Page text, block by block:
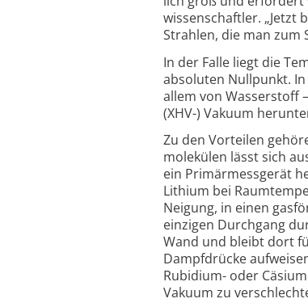
wissen­schaftler. „Jetzt
Strahlen, die man zum
In der Falle liegt die
absoluten Null­punkt.
allem von Wasser­stoff
(XHV-) Vakuum
Zu den Vorteilen
molekülen lässt sich
ein Primär­mess­gerät
Lithium bei
Neigung, in einen
einzigen Durchgang
Wand und bleibt dort
Dampf­drücke
Rubidium- oder
Vakuum zu